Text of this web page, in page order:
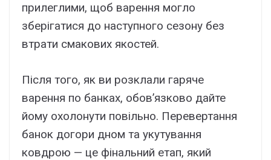
прилеглими, щоб варення могло
зберігатися до наступного сезону без
втрати смакових якостей.
Після того, як ви розклали гаряче
варення по банках, обов’язково дайте
йому охолонути повільно. Перевертання
банок догори дном та укутування
ковдрою — це фінальний етап, який